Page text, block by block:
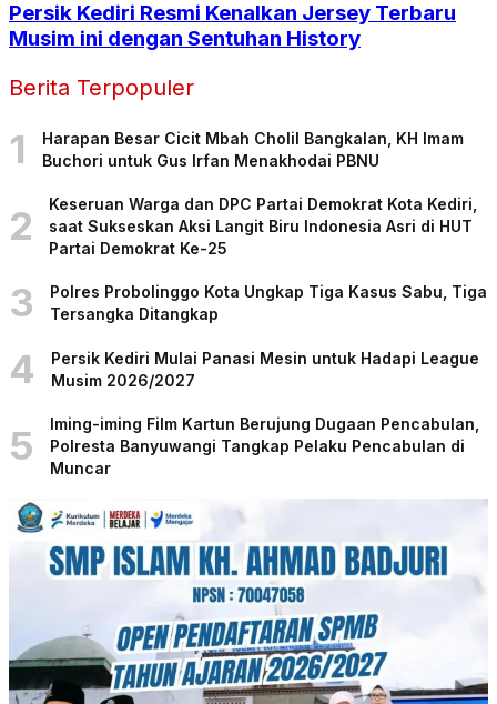
Persik Kediri Resmi Kenalkan Jersey Terbaru
Musim ini dengan Sentuhan History
Berita Terpopuler
1
Harapan Besar Cicit Mbah Cholil Bangkalan, KH Imam
Buchori untuk Gus Irfan Menakhodai PBNU
2
Keseruan Warga dan DPC Partai Demokrat Kota Kediri,
saat Sukseskan Aksi Langit Biru Indonesia Asri di HUT
Partai Demokrat Ke-25
3
Polres Probolinggo Kota Ungkap Tiga Kasus Sabu, Tiga
Tersangka Ditangkap
4
Persik Kediri Mulai Panasi Mesin untuk Hadapi League
Musim 2026/2027
5
Iming-iming Film Kartun Berujung Dugaan Pencabulan,
Polresta Banyuwangi Tangkap Pelaku Pencabulan di
Muncar